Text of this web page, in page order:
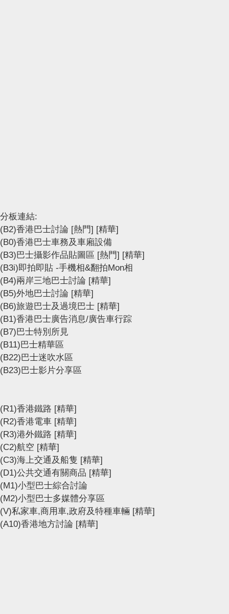
分板連結:
(B2)香港巴士討論 [熱門] [精華]
(B0)香港巴士車務及車廂設備
(B3)巴士攝影作品貼圖區 [熱門] [精華]
(B3i)即拍即貼 -手機相&翻拍Mon相
(B4)兩岸三地巴士討論 [精華]
(B5)外地巴士討論 [精華]
(B6)旅遊巴士及過境巴士 [精華]
(B1)香港巴士廣告消息/廣告車行踪
(B7)巴士特別所見
(B11)巴士精華區
(B22)巴士迷吹水區
(B23)巴士影片分享區
(R1)香港鐵路 [精華]
(R2)香港電車 [精華]
(R3)港外鐵路 [精華]
(C2)航空 [精華]
(C3)海上交通及船隻 [精華]
(D1)公共交通有關商品 [精華]
(M1)小型巴士綜合討論
(M2)小型巴士多媒體分享區
(V)私家車,商用車,政府及特種車輛 [精華]
(A10)香港地方討論 [精華]